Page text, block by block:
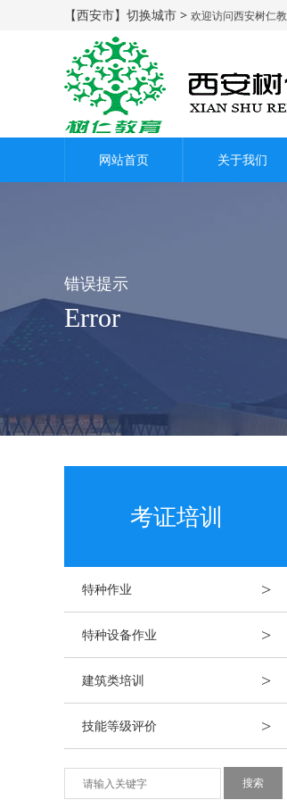
【西安市】切换城市 > 欢迎访问西安树仁
网站首页 关于我们
错误提示
Error
考证培训
特种作业 >
特种设备作业 >
建筑类培训 >
技能等级评价 >